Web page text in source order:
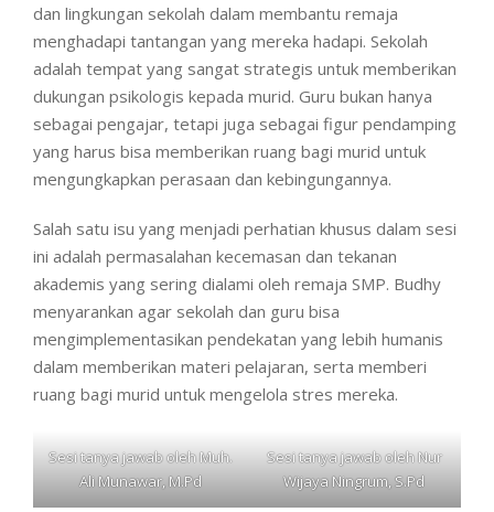
dan lingkungan sekolah dalam membantu remaja
menghadapi tantangan yang mereka hadapi. Sekolah
adalah tempat yang sangat strategis untuk memberikan
dukungan psikologis kepada murid. Guru bukan hanya
sebagai pengajar, tetapi juga sebagai figur pendamping
yang harus bisa memberikan ruang bagi murid untuk
mengungkapkan perasaan dan kebingungannya.
Salah satu isu yang menjadi perhatian khusus dalam sesi
ini adalah permasalahan kecemasan dan tekanan
akademis yang sering dialami oleh remaja SMP. Budhy
menyarankan agar sekolah dan guru bisa
mengimplementasikan pendekatan yang lebih humanis
dalam memberikan materi pelajaran, serta memberi
ruang bagi murid untuk mengelola stres mereka.
Sesi tanya jawab oleh Muh.
Ali Munawar, M.Pd
Sesi tanya jawab oleh Nur
Wijaya Ningrum, S.Pd